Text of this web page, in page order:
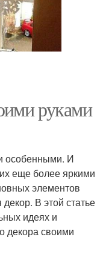
руками
особенными. И
еще более яркими
элементов
В этой статье
идеях и
декора своими